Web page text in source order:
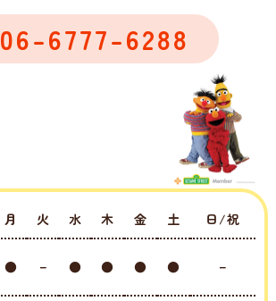
06-6777-6288
月 火 水 木 金 土 日/祝
● － ● ● ● ● －